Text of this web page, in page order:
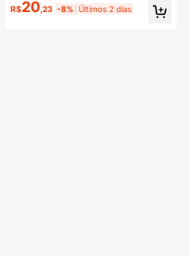
a, Preço de Fábrica
R$20 ,23 -8% Últimos 2 dias